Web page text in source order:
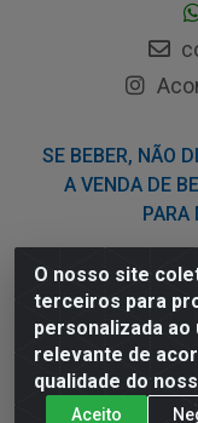
O nosso site
terceiros para
personalizada
relevante de
qualidade do
Aceito
SE BEBER, NÃO
A VENDA DE
PARA
Nordil
Sesi -